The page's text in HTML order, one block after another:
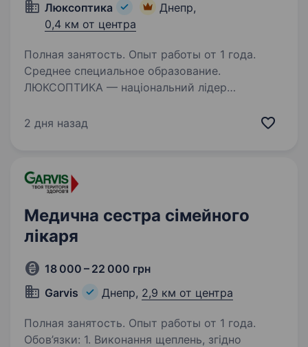
Люксоптика
Днепр,
0,4 км от центра
Полная занятость. Опыт работы от 1 года.
Среднее специальное образование.
ЛЮКСОПТИКА — національний лідер
групи компаній Essilor Group. Найбільша
2 дня назад
Медична сестра сімейного
лікаря
18 000 – 22 000 грн
Garvis
Днепр, 2,9 км от центра
Полная занятость. Опыт работы от 1 года.
Обов’язки: 1. Виконання щеплень, згідно